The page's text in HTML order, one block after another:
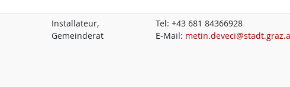
Installateur,
Gemeinderat
Tel:+43 681 84366928
E-Mail: